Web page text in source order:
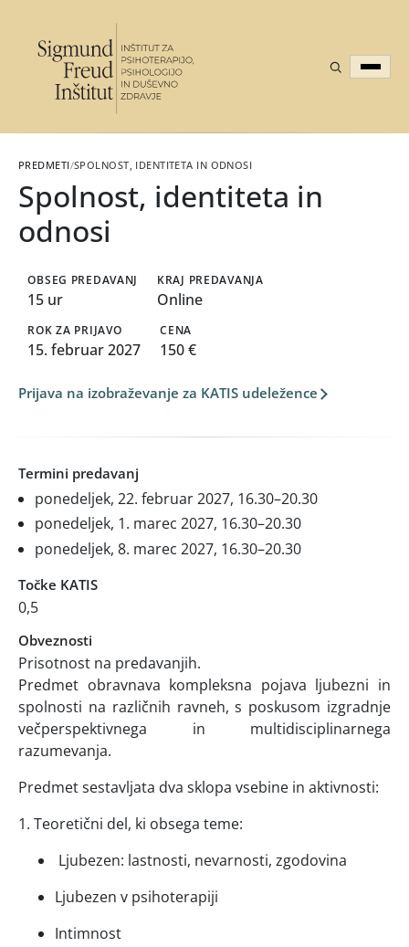
PREDMETI/SPOLNOST, IDENTITETA IN ODNOSI
Spolnost, identiteta in
odnosi
OBSEG PREDAVANJ
15 ur
KRAJ PREDAVANJA
Online
ROK ZA PRIJAVO
15. februar 2027
CENA
150 €
Prijava na izobraževanje za KATIS udeležence
Termini predavanj
ponedeljek, 22. februar 2027, 16.30–20.30
ponedeljek, 1. marec 2027, 16.30–20.30
ponedeljek, 8. marec 2027, 16.30–20.30
Točke KATIS
0,5
Obveznosti
Prisotnost na predavanjih.
Predmet obravnava kompleksna pojava ljubezni in
spolnosti na različnih ravneh, s poskusom izgradnje
večperspektivnega in multidisciplinarnega
razumevanja.
Predmet sestavljata dva sklopa vsebine in aktivnosti:
1. Teoretični del, ki obsega teme:
Ljubezen: lastnosti, nevarnosti, zgodovina
Ljubezen v psihoterapiji
Intimnost